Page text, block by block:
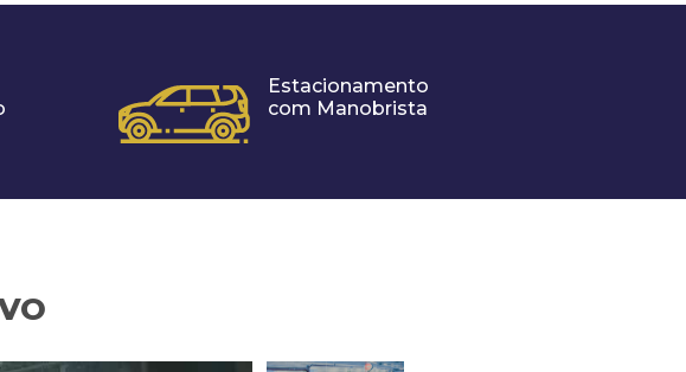
Estacionamento
com Manobrista